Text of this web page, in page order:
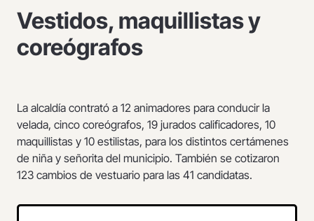
Vestidos, maquillistas y
coreógrafos
La alcaldía contrató a 12 animadores para conducir la
velada, cinco coreógrafos, 19 jurados calificadores, 10
maquillistas y 10 estilistas, para los distintos certámenes
de niña y señorita del municipio. También se cotizaron
123 cambios de vestuario para las 41 candidatas.